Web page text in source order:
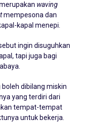
waving
mempesona dan
kapal menepi.
ingin disuguhkan
tapi juga bagi
dibilang miskin
yang terdiri dari
tempat-tempat
untuk bekerja.